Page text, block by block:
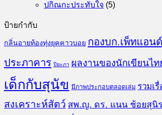
ปกิณกะประทับใจ (5)
ป้ายกำกับ
กลิ่นอายท้องทุ่งยุคคาวบอย กองบก.เพ็ทแอน
ประภาคาร ปิยะภา ผลงานของนักเขียนไท
เด็กกับสุนัข มีภาพประกอบตลอดเล่ม รวมเ
สงเคราะห์สัตว์ สพ.ญ. ดร. แนน ช้อยสุนิ